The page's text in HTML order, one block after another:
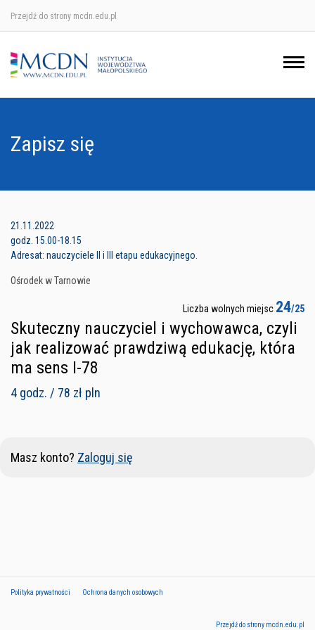
Przejdź do strony mcdn.edu.pl
Zapisz się
21.11.2022
godz. 15.00-18.15
Adresat: nauczyciele II i III etapu edukacyjnego.
Ośrodek w Tarnowie
Liczba wolnych miejsc 24/25
Skuteczny nauczyciel i wychowawca, czyli
jak realizować prawdziwą edukację, która
ma sens I-78
4 godz. / 78 zł pln
Masz konto? Zaloguj się
Polityka prywatności Ochrona danych osobowych
Przejdź do strony mcdn.edu.pl
Ośrodek w Krakowie
Ośrodek w Nowym Sączu
Ośrodek w Tarnowie